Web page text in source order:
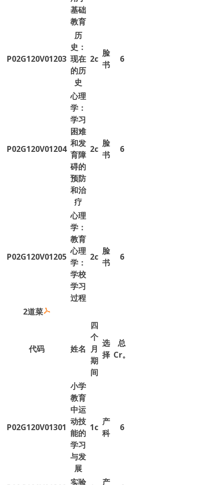
基础
教育
P02G120V01203
历
史：
现在
的历
史
2c
脸
书
6
P02G120V01204
心理
学：
学习
困难
和发
育障
碍的
预防
和治
疗
2c
脸
书
6
P02G120V01205
心理
学：
教育
心理
学：
学校
学习
过程
2c
脸
书
6
2道菜
代码 姓名
四
个
月
期
间
选
择
总
Cr。
P02G120V01301
小学
教育
中运
动技
能的
学习
与发
展
1c
产
科
6
实验
产